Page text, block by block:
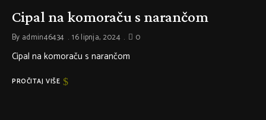
Cipal na komoraču s narančom
By admin46434 16 lipnja, 2024 0
Cipal na komoraču s narančom
PROČITAJ VIŠE